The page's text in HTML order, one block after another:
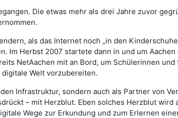
Die etwas mehr als drei Jahre zuvor
als das Internet noch „in den
Im Herbst 2007 startete dann in und um
NetAachen mit an Bord, um Schülerinnen und
Welt vorzubereiten.
Infrastruktur, sondern auch als Partner von
– mit Herzblut. Eben solches Herzblut wird
Wege zur Erkundung und zum Erlernen